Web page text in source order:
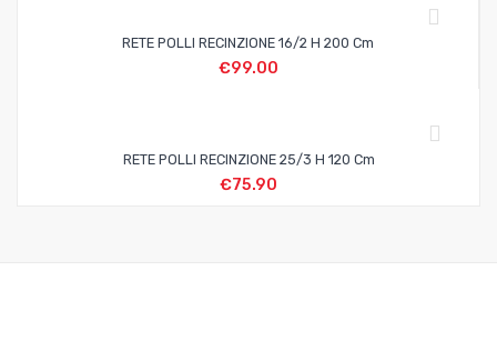
RETE POLLI RECINZIONE 16/2 H 200 Cm
€99.00
RETE POLLI RECINZIONE 25/3 H 120 Cm
€75.90